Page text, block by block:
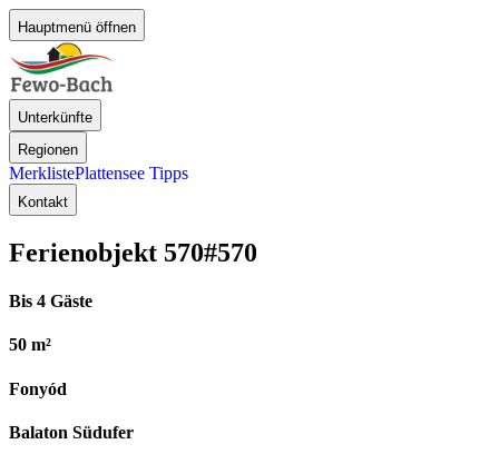
Hauptmenü öffnen
Unterkünfte
Regionen
MerklistePlattensee Tipps
Kontakt
Ferienobjekt 570#570
Bis 4 Gäste
50 m²
Fonyód
Balaton Südufer